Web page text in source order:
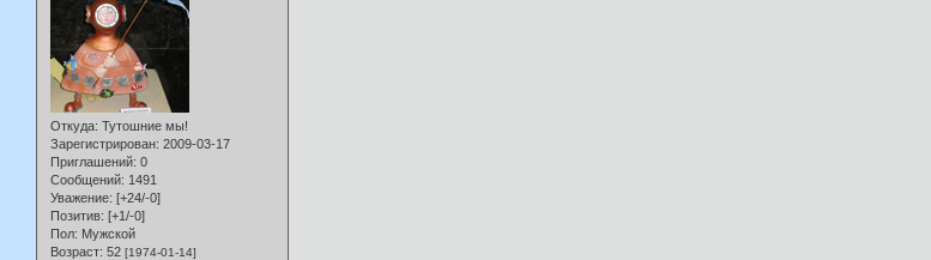
Откуда: Тутошние мы!
Зарегистрирован: 2009-03-17
Приглашений: 0
Сообщений: 1491
Уважение: [+24/-0]
Позитив: [+1/-0]
Пол: Мужской
Возраст: 52 [1974-01-14]